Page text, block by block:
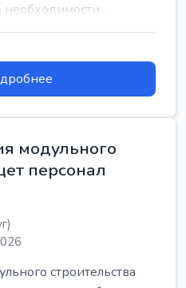
модульного
персонал
строительства